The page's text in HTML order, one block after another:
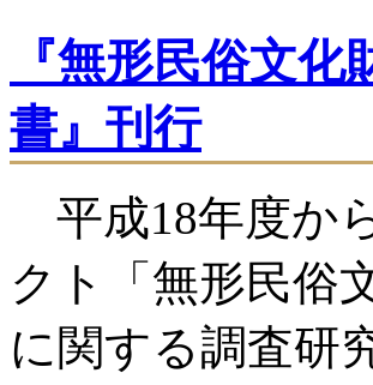
『無形民俗文
書』刊行
平成18年度か
クト「無形民俗
に関する調査研